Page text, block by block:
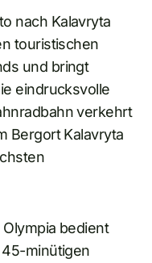
nach Kalavryta
touristischen
und bringt
eindrucksvolle
verkehrt
Bergort Kalavryta
bedient
minütigen